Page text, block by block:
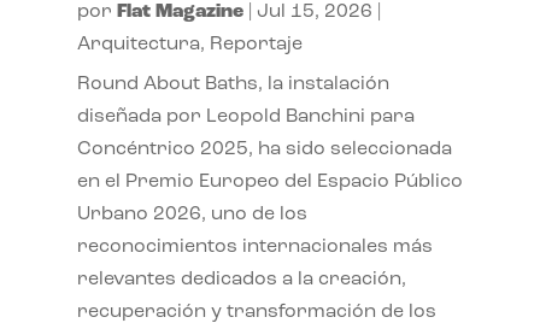
por Flat Magazine| Jul 15, 2026
Arquitectura, Reportaje
Round About Baths, la instalación
diseñada por Leopold Banchini para
Concéntrico 2025, ha sido seleccionada
en el Premio Europeo del Espacio Público
Urbano 2026, uno de los
reconocimientos internacionales más
relevantes dedicados a la creación,
recuperación y transformación de los